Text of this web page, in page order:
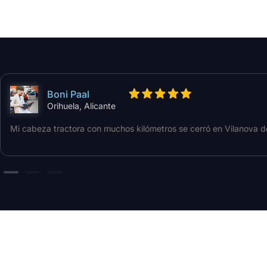
Boni Paal
Orihuela, Alicante
Mi cabeza tractora con muchos kilómetros se cerró en Vilanova